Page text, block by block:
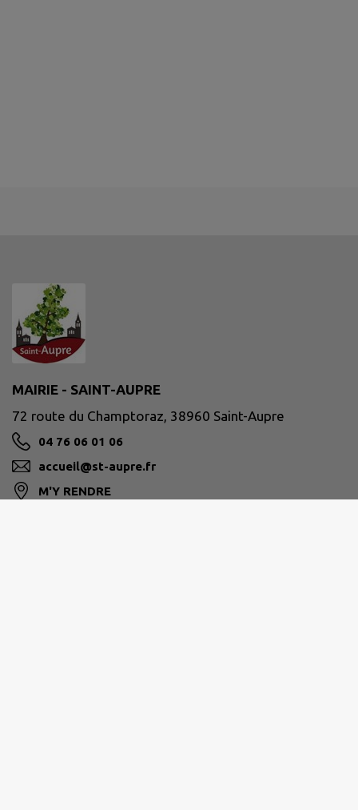
MAIRIE - SAINT-AUPRE
72 route du Champtoraz, 38960 Saint-Aupre
04 76 06 01 06
accueil@st-aupre.fr
M'Y RENDRE